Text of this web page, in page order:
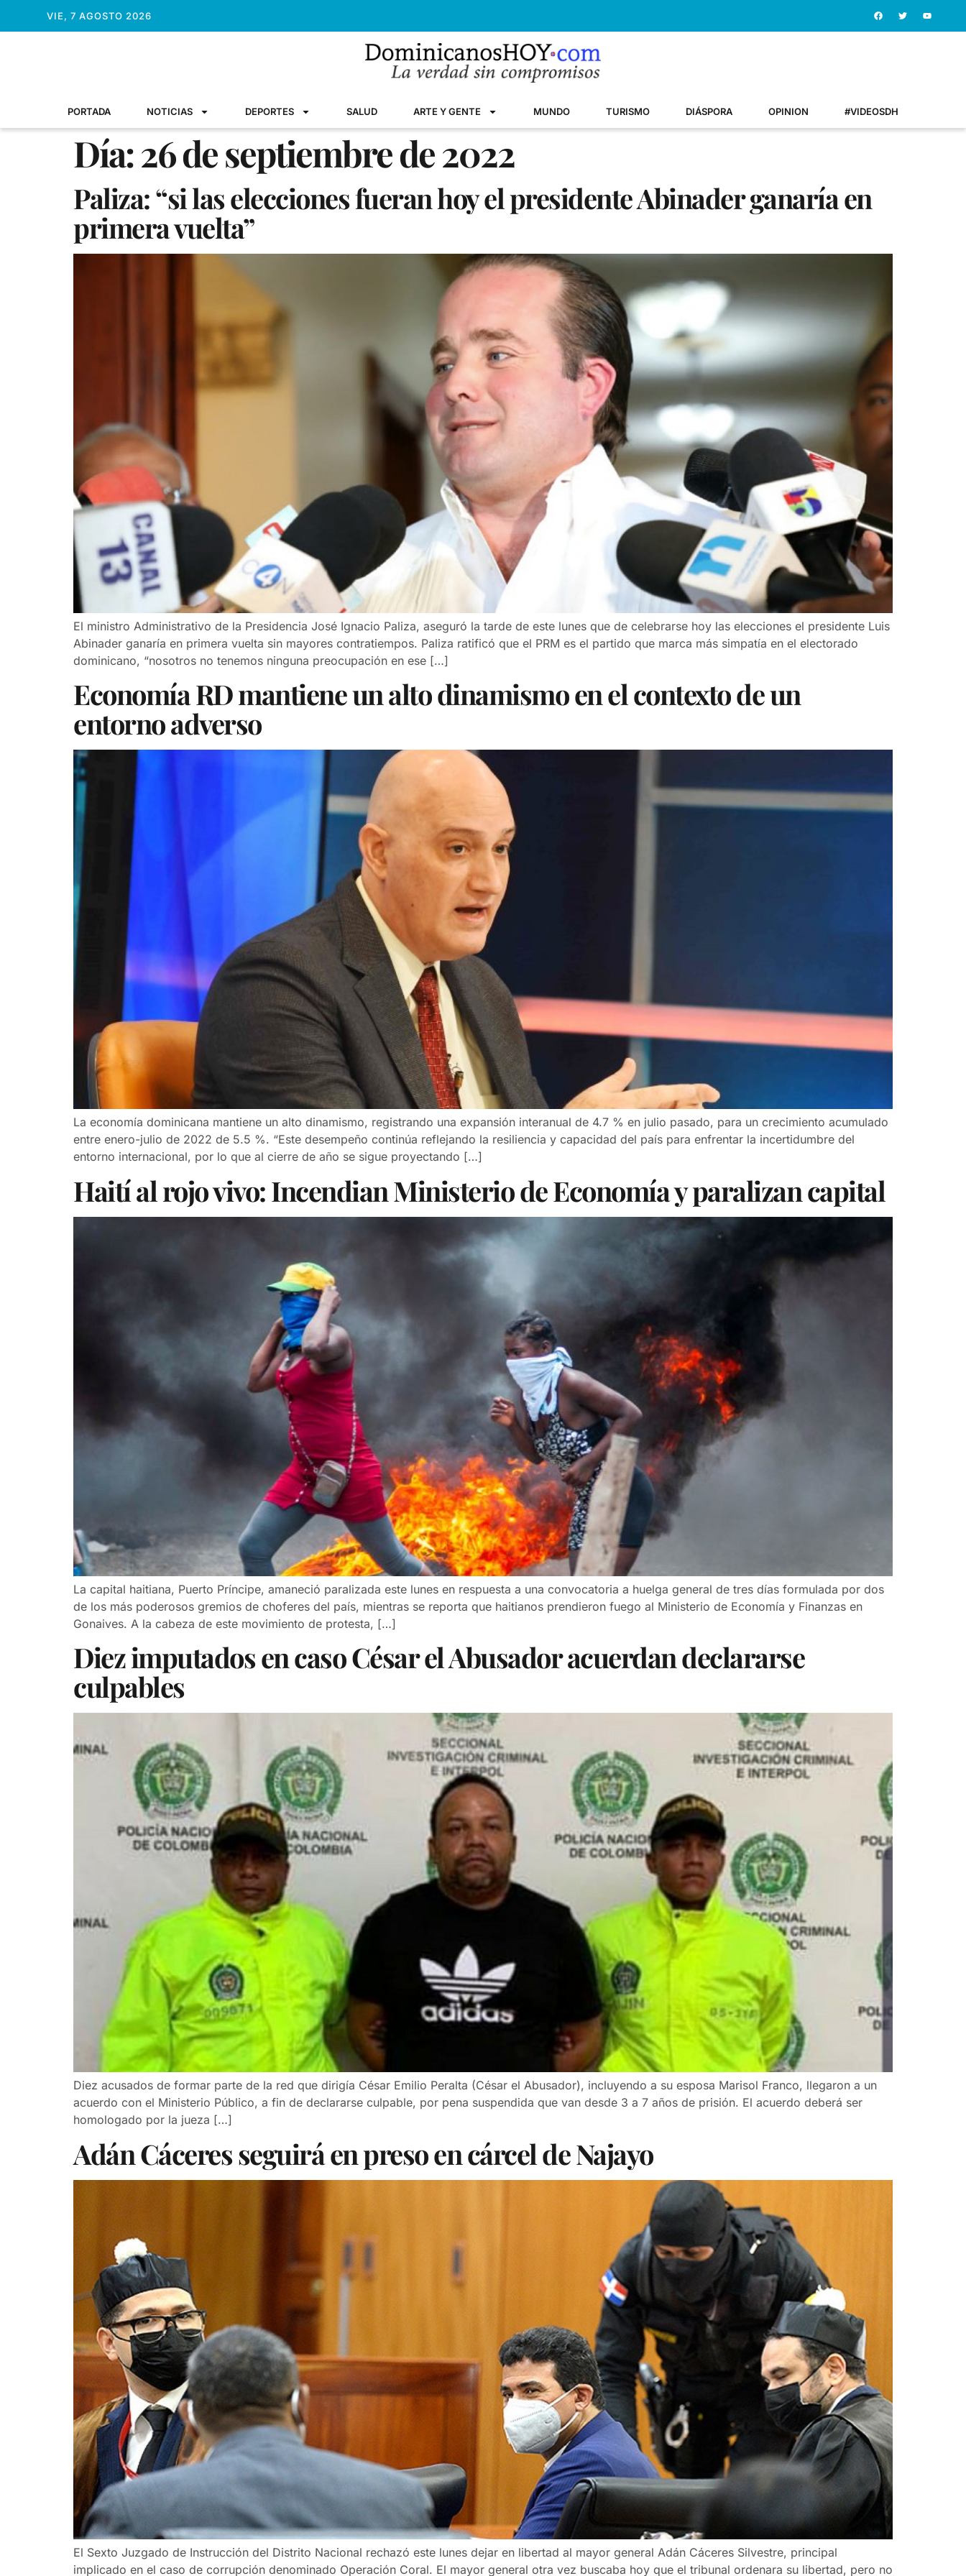
VIE, 7 AGOSTO 2026
PORTADA NOTICIAS DEPORTES SALUD ARTE Y GENTE MUNDO TURISMO DIÁSPORA OPINION #VIDEOSDH
Día:26 de septiembre de 2022
Paliza: “si las elecciones fueran hoy el presidente Abinader ganaría en
primera vuelta”
El ministro Administrativo de la Presidencia José Ignacio Paliza, aseguró la tarde de este lunes que de celebrarse hoy las elecciones el presidente Luis
Abinader ganaría en primera vuelta sin mayores contratiempos. Paliza ratificó que el PRM es el partido que marca más simpatía en el electorado
dominicano, “nosotros no tenemos ninguna preocupación en ese […]
Economía RD mantiene un alto dinamismo en el contexto de un
entorno adverso
La economía dominicana mantiene un alto dinamismo, registrando una expansión interanual de 4.7 % en julio pasado, para un crecimiento acumulado
entre enero-julio de 2022 de 5.5 %. “Este desempeño continúa reflejando la resiliencia y capacidad del país para enfrentar la incertidumbre del
entorno internacional, por lo que al cierre de año se sigue proyectando […]
Haití al rojo vivo: Incendian Ministerio de Economía y paralizan capital
La capital haitiana, Puerto Príncipe, amaneció paralizada este lunes en respuesta a una convocatoria a huelga general de tres días formulada por dos
de los más poderosos gremios de choferes del país, mientras se reporta que haitianos prendieron fuego al Ministerio de Economía y Finanzas en
Gonaives. A la cabeza de este movimiento de protesta, […]
Diez imputados en caso César el Abusador acuerdan declararse
culpables
Diez acusados de formar parte de la red que dirigía César Emilio Peralta (César el Abusador), incluyendo a su esposa Marisol Franco, llegaron a un
acuerdo con el Ministerio Público, a fin de declararse culpable, por pena suspendida que van desde 3 a 7 años de prisión. El acuerdo deberá ser
homologado por la jueza […]
Adán Cáceres seguirá en preso en cárcel de Najayo
El Sexto Juzgado de Instrucción del Distrito Nacional rechazó este lunes dejar en libertad al mayor general Adán Cáceres Silvestre, principal
implicado en el caso de corrupción denominado Operación Coral. El mayor general otra vez buscaba hoy que el tribunal ordenara su libertad, pero no